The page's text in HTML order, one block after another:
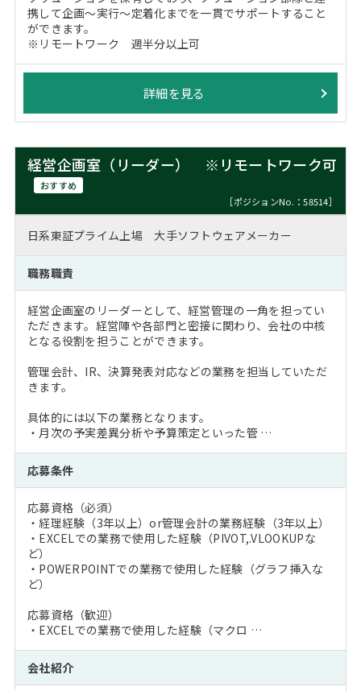
携して企画～実行～定着化までを一貫でサポートすること
ができます。
※リモートワーク 週半分以上可
詳細を見る
経営企画室（リーダー） ※リモートワーク可
おすすめ
［ポジションNo.：58514］
日系東証プライム上場 大手ソフトウェアメーカー
職務職責
経営企画室のリーダーとして、経営管理の一角を担ってい
ただきます。経営陣や各部門と密接に関わり、会社の中核
となる役割を担うことができます。
管理会計、IR、決算発表対応などの業務を担当していただ
きます。
具体的には以下の業務となります。
・月次の予実差異分析や予算策定といった管 …
応募条件
応募資格（必須）
・経理経験（3年以上）or管理会計の業務経験（3年以上）
・EXCELでの業務で使用した経験（PIVOT,.VLOOKUPな
ど）
・POWERPOINTでの業務で使用した経験（グラフ挿入な
ど）
応募資格（歓迎）
・EXCELでの業務で使用した経験（マクロ …
会社紹介